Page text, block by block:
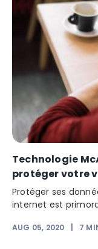
Technologie
protéger votre
Protéger ses
internet est
AUG 05, 2020 7